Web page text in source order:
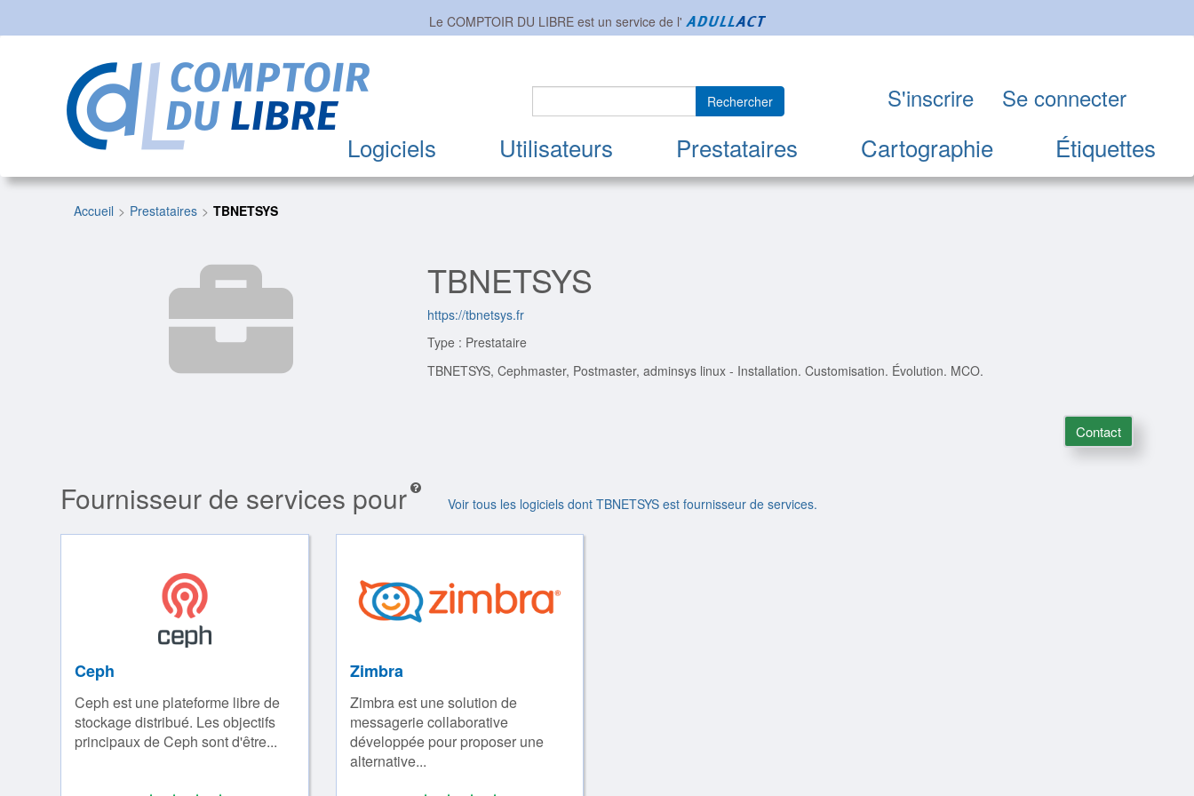
Le COMPTOIR DU LIBRE est un service de l'
Logiciels Utilisateurs Prestataires Cartographie Étiquettes
Rechercher S'inscrire Se connecter
Accueil Prestataires TBNETSYS
TBNETSYS
https://tbnetsys.fr
Type : Prestataire
TBNETSYS, Cephmaster, Postmaster, adminsys linux - Installation. Customisation. Évolution. MCO.
Contact
Fournisseur de services pour Voir tous les logiciels dont TBNETSYS est fournisseur de services.
Ceph
Ceph est une plateforme libre de
stockage distribué. Les objectifs
principaux de Ceph sont d'être...
Zimbra
Zimbra est une solution de
messagerie collaborative
développée pour proposer une
alternative...